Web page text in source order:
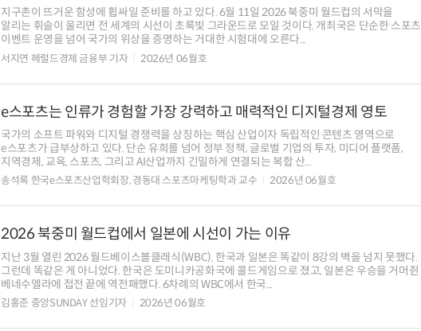
지구촌이 뜨거운 함성에 휩싸일 준비를 하고 있다. 6월 11일 2026 북중미 월드컵의 서막을
알리는 휘슬이 울리면 전 세계의 시선이 초록빛 그라운드로 모일 것이다. 개최국은 단순한 스포츠
이벤트 운영을 넘어 국가의 위상을 증명하는 거대한 시험대에 오른다...
서지연 헤럴드경제 금융부 기자 2026년 06월호
e스포츠는 인류가 경험할 가장 강력하고 매력적인 디지털경제 영토
국가의 소프트 파워와 디지털 경쟁력을 상징하는 핵심 산업이자 독립적인 콘텐츠 영역으로
e스포츠가 급부상하고 있다. 단순 유희를 넘어 정부 정책, 글로벌 기업의 투자, 미디어 플랫폼,
지역경제, 교육, 스포츠, 그리고 AI산업까지 긴밀하게 연결되는 복합 산...
송석록 한국e스포츠산업학회장, 경동대 스포츠마케팅학과 교수 2026년 06월호
2026 북중미 월드컵에서 일본에 시선이 가는 이유
지난 3월 열린 2026 월드베이스볼클래식(WBC). 한국과 일본은 똑같이 8강의 벽을 넘지 못했다.
그런데 똑같은 게 아니었다. 한국은 도미니카공화국에 콜드게임으로 졌고, 일본은 우승을 거머쥔
베네수엘라에 접전 끝에 역전패했다. 6차례의 WBC에서 한국...
김홍준 중앙SUNDAY 선임기자 2026년 06월호